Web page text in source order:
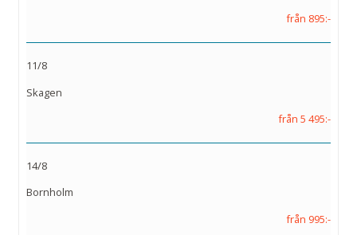
från 895:-
11/8
Skagen
från 5 495:-
14/8
Bornholm
från 995:-